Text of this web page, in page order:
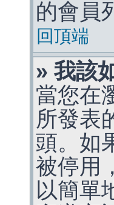
的會員
回頂端
» 我該
當您在
所發表
頭。如
被停用
以簡單